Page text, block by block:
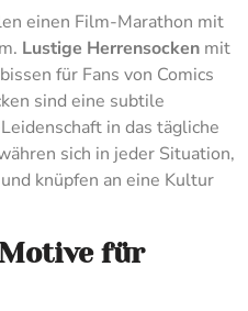
einen Film-Marathon mit
Lustige Herrensocken mit
für Fans von Comics
sind eine subtile
in das tägliche
sich in jeder Situation,
knüpfen an eine Kultur
für